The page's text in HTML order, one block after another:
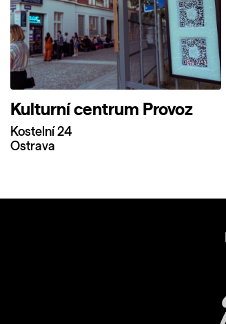
Kulturní centrum Provoz
Kostelní 24
Ostrava